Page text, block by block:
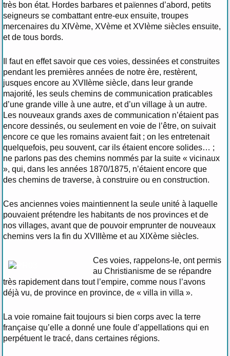
très bon état. Hordes barbares et païennes d’abord, petits
seigneurs se combattant entre-eux ensuite, troupes
mercenaires du XIVème, XVème et XVIème siècles ensuite,
et de tous bords.
Il faut en effet savoir que ces voies, dessinées et construites
pendant les premières années de notre ère, restèrent,
jusques encore au XVIIème siècle, dans leur grande
majorité, les seuls chemins de communication praticables
d’une grande ville à une autre, et d’un village à un autre.
Les nouveaux grands axes de communication n’étaient pas
encore dessinés, ou seulement en voie de l’être, on suivait
encore ce que les romains avaient fait ; on les entretenait
quelquefois, peu souvent, car ils étaient encore solides… ;
ne parlons pas des chemins nommés par la suite « vicinaux
», qui, dans les années 1870/1875, n’étaient encore que
des chemins de traverse, à construire ou en construction.
Ces anciennes voies maintiennent la seule unité à laquelle
pouvaient prétendre les habitants de nos provinces et de
nos villages, avant que de pouvoir emprunter de nouveaux
chemins vers la fin du XVIIIème et au XIXème siècles.
Ces voies, rappelons-le, ont permis
au Christianisme de se répandre
très rapidement dans tout l’empire, comme nous l’avons
déjà vu, de province en province, de « villa in villa ».
La voie romaine fait toujours si bien corps avec la terre
française qu’elle a donné une foule d’appellations qui en
perpétuent le tracé, dans certaines régions.